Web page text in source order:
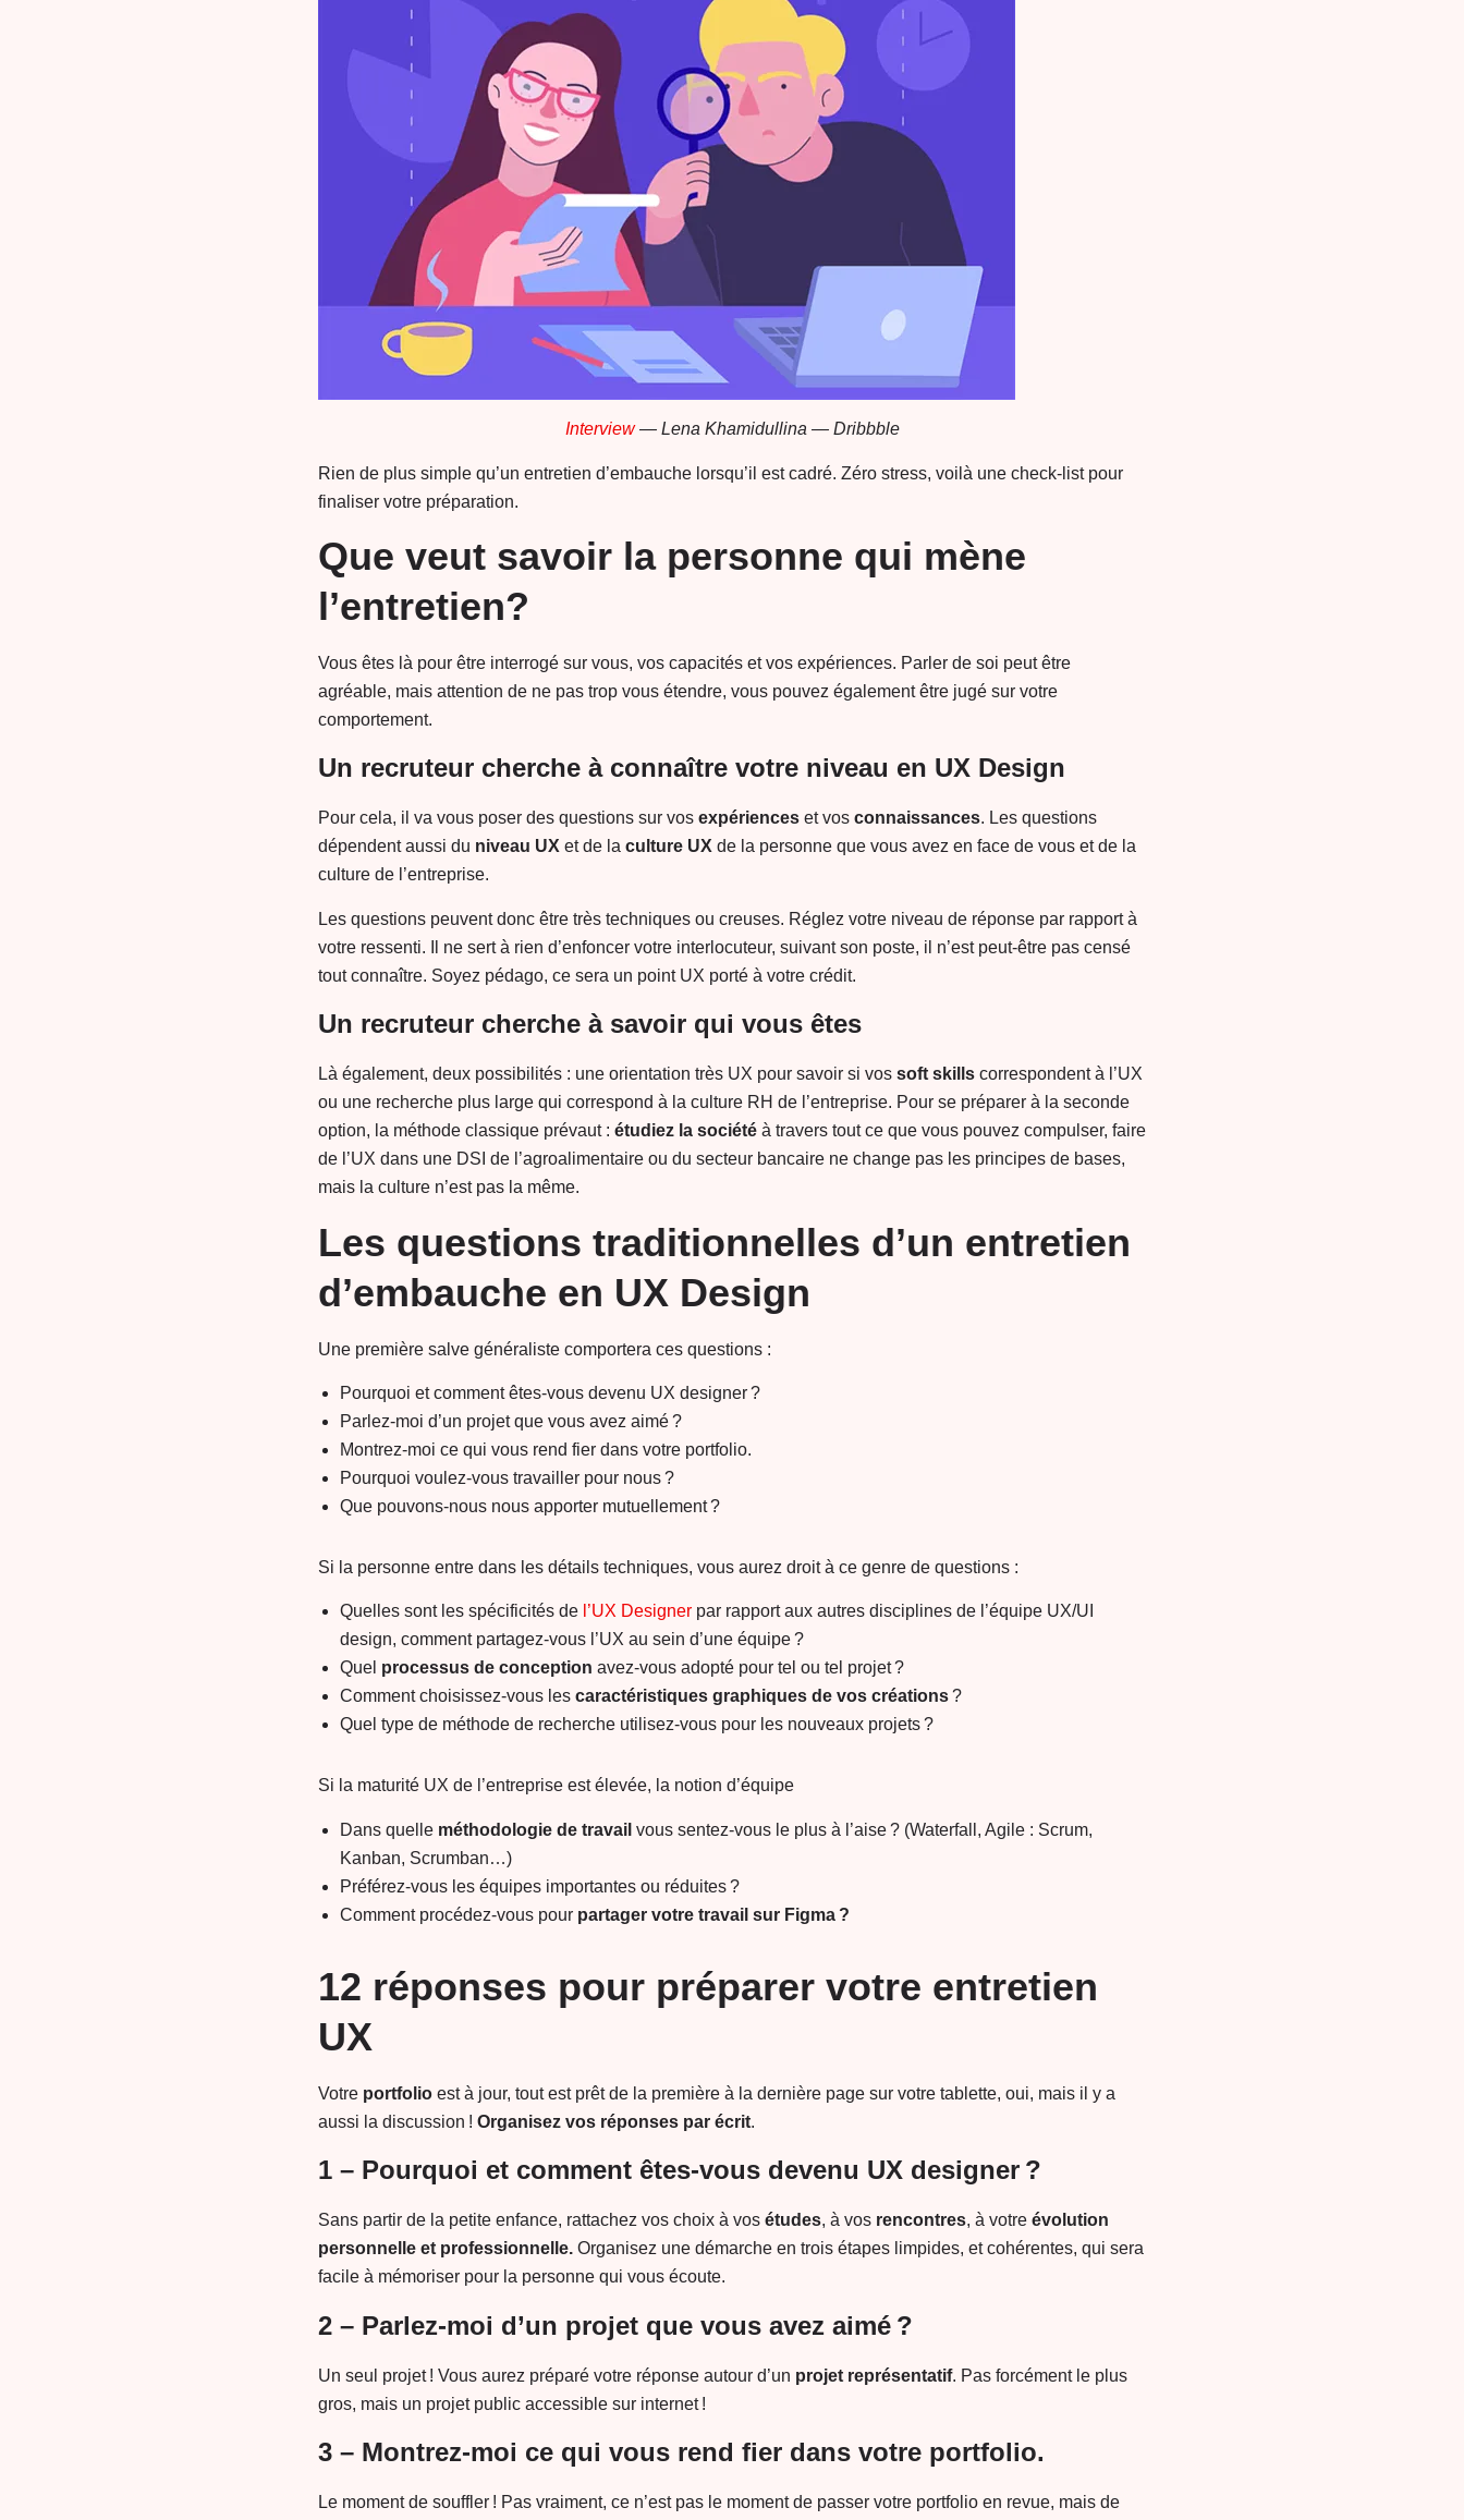
Interview— Lena Khamidullina — Dribbble
Rien de plus simple qu’un entretien d’embauche lorsqu’il est cadré. Zéro stress, voilà une check-list pour
finaliser votre préparation.
Que veut savoir la personne qui mène
l’entretien?
Vous êtes là pour être interrogé sur vous, vos capacités et vos expériences. Parler de soi peut être
agréable, mais attention de ne pas trop vous étendre, vous pouvez également être jugé sur votre
comportement.
Un recruteur cherche à connaître votre niveau en UX Design
Pour cela, il va vous poser des questions sur vos expériences et vos connaissances. Les questions
dépendent aussi du niveau UX et de la culture UX de la personne que vous avez en face de vous et de la
culture de l’entreprise.
Les questions peuvent donc être très techniques ou creuses. Réglez votre niveau de réponse par rapport à
votre ressenti. Il ne sert à rien d’enfoncer votre interlocuteur, suivant son poste, il n’est peut-être pas censé
tout connaître. Soyez pédago, ce sera un point UX porté à votre crédit.
Un recruteur cherche à savoir qui vous êtes
Là également, deux possibilités : une orientation très UX pour savoir si vos soft skills correspondent à l’UX
ou une recherche plus large qui correspond à la culture RH de l’entreprise. Pour se préparer à la seconde
option, la méthode classique prévaut : étudiez la société à travers tout ce que vous pouvez compulser, faire
de l’UX dans une DSI de l’agroalimentaire ou du secteur bancaire ne change pas les principes de bases,
mais la culture n’est pas la même.
Les questions traditionnelles d’un entretien
d’embauche en UX Design
Une première salve généraliste comportera ces questions :
Pourquoi et comment êtes-vous devenu UX designer ?
Parlez-moi d’un projet que vous avez aimé ?
Montrez-moi ce qui vous rend fier dans votre portfolio.
Pourquoi voulez-vous travailler pour nous ?
Que pouvons-nous nous apporter mutuellement ?
Si la personne entre dans les détails techniques, vous aurez droit à ce genre de questions :
Quelles sont les spécificités de l’UX Designer par rapport aux autres disciplines de l’équipe UX/UI
design, comment partagez-vous l’UX au sein d’une équipe ?
Quel processus de conception avez-vous adopté pour tel ou tel projet ?
Comment choisissez-vous les caractéristiques graphiques de vos créations?
Quel type de méthode de recherche utilisez-vous pour les nouveaux projets ?
Si la maturité UX de l’entreprise est élevée, la notion d’équipe
Dans quelle méthodologie de travail vous sentez-vous le plus à l’aise ? (Waterfall, Agile : Scrum,
Kanban, Scrumban…)
Préférez-vous les équipes importantes ou réduites ?
Comment procédez-vous pour partager votre travail sur Figma ?
12 réponses pour préparer votre entretien
UX
Votre portfolio est à jour, tout est prêt de la première à la dernière page sur votre tablette, oui, mais il y a
aussi la discussion ! Organisez vos réponses par écrit.
1 – Pourquoi et comment êtes-vous devenu UX designer ?
Sans partir de la petite enfance, rattachez vos choix à vos études, à vos rencontres, à votre évolution
personnelle et professionnelle. Organisez une démarche en trois étapes limpides, et cohérentes, qui sera
facile à mémoriser pour la personne qui vous écoute.
2 – Parlez-moi d’un projet que vous avez aimé ?
Un seul projet ! Vous aurez préparé votre réponse autour d’un projet représentatif. Pas forcément le plus
gros, mais un projet public accessible sur internet !
3 – Montrez-moi ce qui vous rend fier dans votre portfolio.
Le moment de souffler ! Pas vraiment, ce n’est pas le moment de passer votre portfolio en revue, mais de